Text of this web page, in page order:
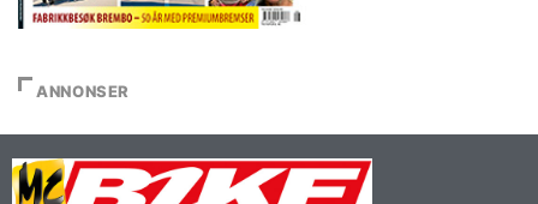
ANNONSER